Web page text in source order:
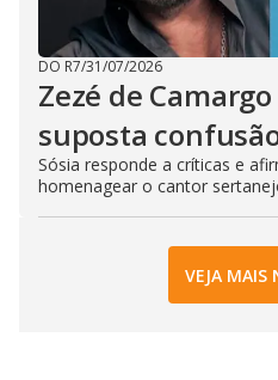
DO R7/31/07/2026
Zezé de
suposta
Sósia responde a críticas e
homenagear o cantor
VEJA MAIS